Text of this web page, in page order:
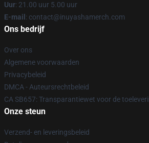
Uur: 21.00 uur 5.00 uur
E-mail : contact@inuyashamerch.com
Ons bedrijf
Over ons
Algemene voorwaarden
Privacybeleid
DMCA - Auteursrechtbeleid
CA SB657: Transparantiewet voor de
Onze steun
Verzend- en leveringsbeleid